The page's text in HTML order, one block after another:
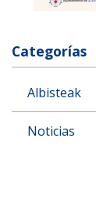
Categorías
Albisteak
Noticias